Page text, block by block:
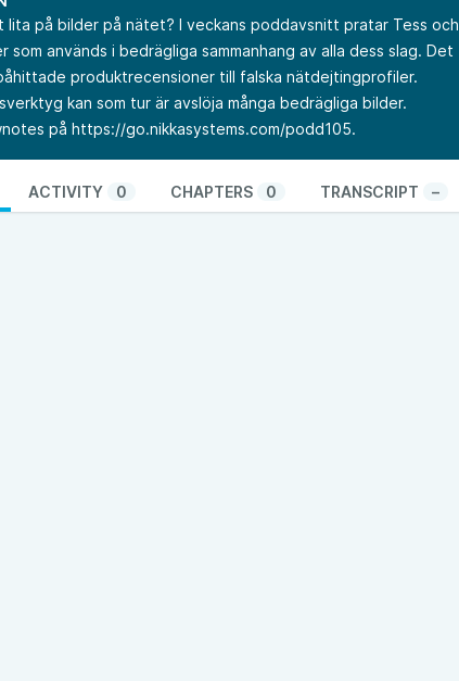
lita på bilder på nätet? I veckans poddavsnitt pratar Tess och
som används i bedrägliga sammanhang av alla dess slag. Det
produktrecensioner till falska nätdejtingprofiler.
kan som tur är avslöja många bedrägliga bilder.
på https://go.nikkasystems.com/podd105.
ACTIVITY 0 CHAPTERS 0 TRANSCRIPT –